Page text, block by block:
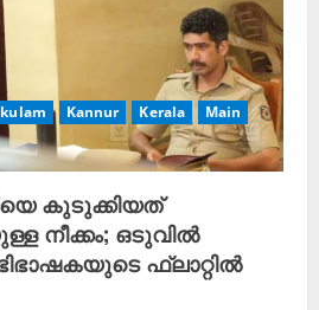
Kannur Kerala
Main
കുടുക്കിയത്
നീക്കം; ഒടുവിൽ
ഫ്ലാറ്റിൽ